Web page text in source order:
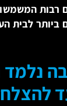
רבות
ביותר לבית